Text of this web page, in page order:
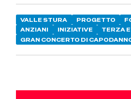
VALLE STURA PROGETTO
ANZIANI
INIZIATIVE
TERZA
GRAN CONCERTO DI